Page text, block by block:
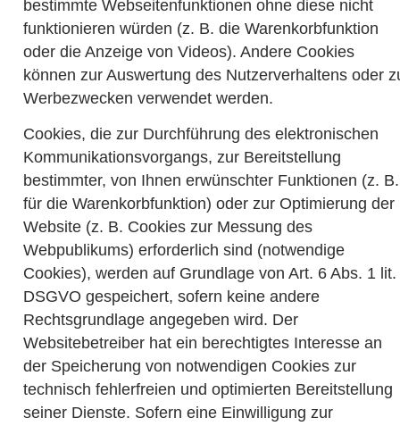
bestimmte Webseitenfunktionen ohne diese nicht
funktionieren würden (z. B. die Warenkorbfunktion
oder die Anzeige von Videos). Andere Cookies
können zur Auswertung des Nutzerverhaltens oder
Werbezwecken verwendet werden.
Cookies, die zur Durchführung des elektronischen
Kommunikationsvorgangs, zur Bereitstellung
bestimmter, von Ihnen erwünschter Funktionen (z. B.
für die Warenkorbfunktion) oder zur Optimierung der
Website (z. B. Cookies zur Messung des
Webpublikums) erforderlich sind (notwendige
Cookies), werden auf Grundlage von Art. 6 Abs. 1 lit.
DSGVO gespeichert, sofern keine andere
Rechtsgrundlage angegeben wird. Der
Websitebetreiber hat ein berechtigtes Interesse an
der Speicherung von notwendigen Cookies zur
technisch fehlerfreien und optimierten Bereitstellung
seiner Dienste. Sofern eine Einwilligung zur